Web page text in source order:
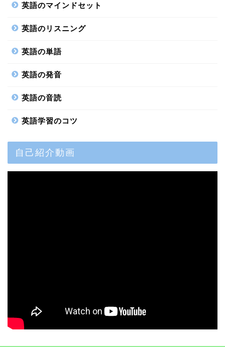
英語のマインドセット
英語のリスニング
英語の単語
英語の発音
英語の音読
英語学習のコツ
自己紹介動画